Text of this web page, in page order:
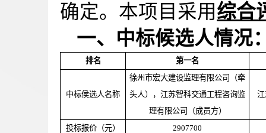
确定。本项目采用综合
一、中标候选人情况
排名 第一名
中标侯选人名称
徐州市宏大建设监理有限公司（牵
头人），江苏智科交通工程咨询监
理有限公司（成员方）
投标报价（元）
2907700